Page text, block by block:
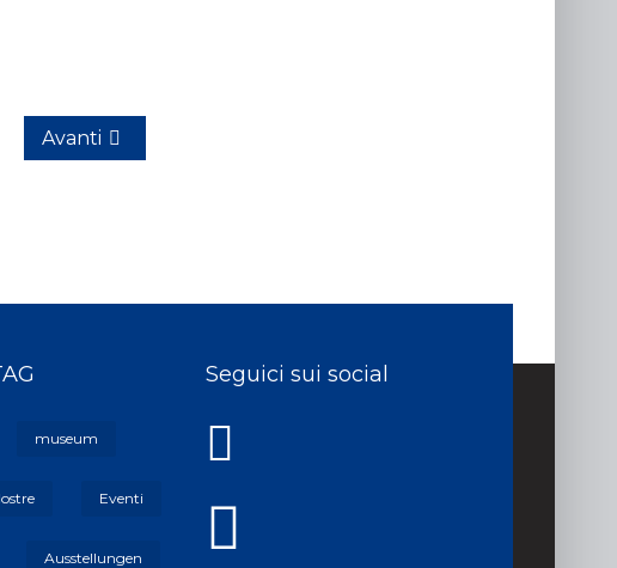
Avanti
museum
Eventi
Ausstellungen
Seguici sui social